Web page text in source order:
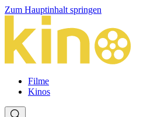
Zum Hauptinhalt springen
Filme
Kinos